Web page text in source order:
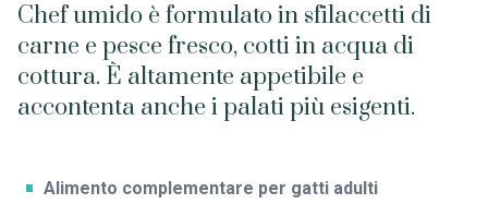
Chef umido è formulato in sfilaccetti di
carne e pesce fresco, cotti in acqua di
cottura. È altamente appetibile e
accontenta anche i palati più esigenti.
Alimento complementare per gatti adulti